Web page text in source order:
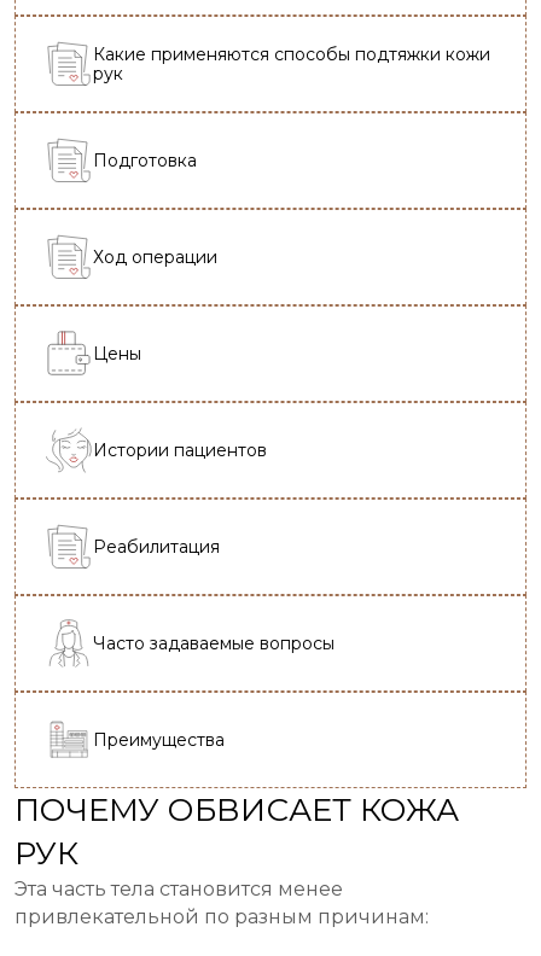
Какие применяются способы подтяжки кожи
рук
Подготовка
Ход операции
Цены
Истории пациентов
Реабилитация
Часто задаваемые вопросы
Преимущества
ПОЧЕМУ ОБВИСАЕТ КОЖА
РУК
Эта часть тела становится менее
привлекательной по разным причинам: